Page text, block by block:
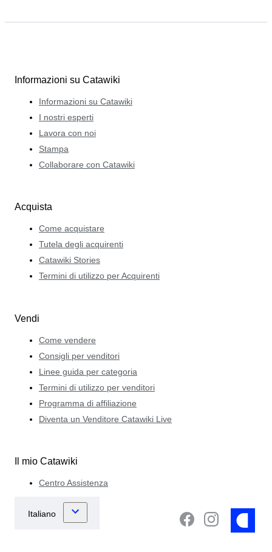
Informazioni su Catawiki
Informazioni su Catawiki
I nostri esperti
Lavora con noi
Stampa
Collaborare con Catawiki
Acquista
Come acquistare
Tutela degli acquirenti
Catawiki Stories
Termini di utilizzo per Acquirenti
Vendi
Come vendere
Consigli per venditori
Linee guida per categoria
Termini di utilizzo per venditori
Programma di affiliazione
Diventa un Venditore Catawiki Live
Il mio Catawiki
Centro Assistenza